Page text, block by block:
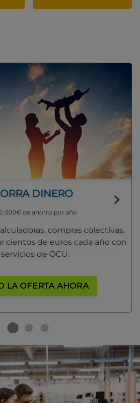
DINERO
de ahorro por año
compras colectivas,
cientos de euros cada año con
de OCU.
LA OFERTA AHORA